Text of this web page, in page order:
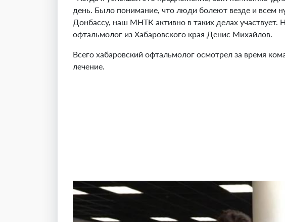
день. Было понимание, что люди болеют везде и всем
Донбассу, наш МНТК активно в таких делах участвует.
офтальмолог из Хабаровского края Денис Михайлов.
Всего хабаровский офтальмолог осмотрел за время
лечение.